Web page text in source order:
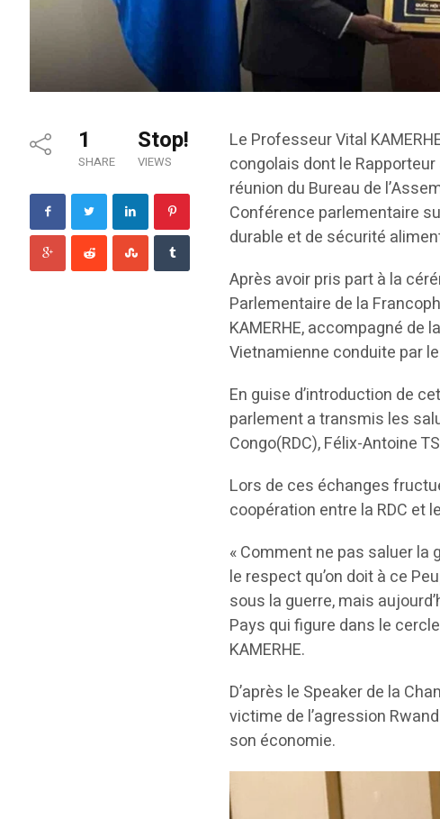
1
SHARE
Stop!
VIEWS
Le Professeur Vital
congolais dont le
réunion du Bureau de
Conférence parlementaire
durable et de sécurité
Après avoir pris part à la
Parlementaire de la
KAMERHE, accompagné de
Vietnamienne conduite par
En guise d’introduction de
parlement a transmis les
Congo(RDC), Félix-Antoine
Lors de ces échanges
coopération entre la RDC et
« Comment ne pas saluer la
le respect qu’on doit à ce
sous la guerre, mais
Pays qui figure dans le
KAMERHE.
D’après le Speaker de la
victime de l’agression
son économie.